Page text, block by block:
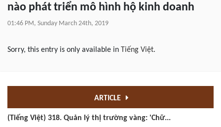
nào phát triển mô hình hộ kinh doanh
01:46 PM, Sunday March 24th, 2019
Sorry, this entry is only available in Tiếng Việt.
ARTICLE
(Tiếng Việt) 318. Quản lý thị trường vàng: 'Chữ...